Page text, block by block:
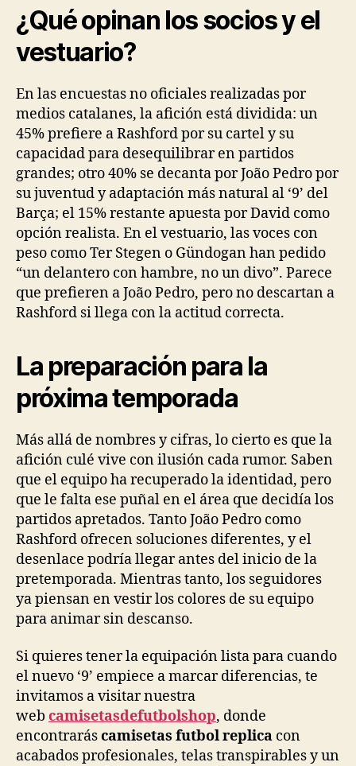
¿Qué opinan los socios y el
vestuario?
En las encuestas no oficiales realizadas por
medios catalanes, la afición está dividida: un
45% prefiere a Rashford por su cartel y su
capacidad para desequilibrar en partidos
grandes; otro 40% se decanta por João Pedro por
su juventud y adaptación más natural al ‘9’ del
Barça; el 15% restante apuesta por David como
opción realista. En el vestuario, las voces con
peso como Ter Stegen o Gündogan han pedido
“un delantero con hambre, no un divo”. Parece
que prefieren a João Pedro, pero no descartan a
Rashford si llega con la actitud correcta.
La preparación para la
próxima temporada
Más allá de nombres y cifras, lo cierto es que la
afición culé vive con ilusión cada rumor. Saben
que el equipo ha recuperado la identidad, pero
que le falta ese puñal en el área que decidía los
partidos apretados. Tanto João Pedro como
Rashford ofrecen soluciones diferentes, y el
desenlace podría llegar antes del inicio de la
pretemporada. Mientras tanto, los seguidores
ya piensan en vestir los colores de su equipo
para animar sin descanso.
Si quieres tener la equipación lista para cuando
el nuevo ‘9’ empiece a marcar diferencias, te
invitamos a visitar nuestra
web camisetasdefutbolshop, donde
encontraráscamisetas futbol replica con
acabados profesionales, telas transpirables y un